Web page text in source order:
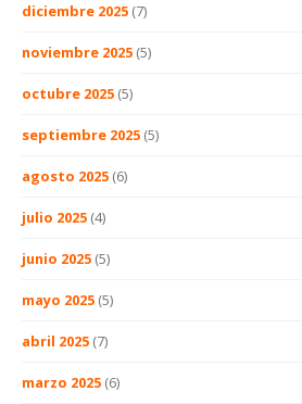
diciembre 2025 (7)
noviembre 2025 (5)
octubre 2025 (5)
septiembre 2025 (5)
agosto 2025 (6)
julio 2025 (4)
junio 2025 (5)
mayo 2025 (5)
abril 2025 (7)
marzo 2025 (6)